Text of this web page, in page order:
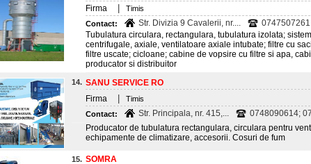
Firma
Timis
Contact:
Str. Divizia 9 Cavalerii, nr....
Tubulatura circulara, rectangulara, tubulatura izolata;
centrifugale, axiale, ventilatoare axiale intubate; filtre cu
filtre uscate; cicloane; cabine de vopsire cu filtre si apa,
producator si distribuitor
14. SANU SERVICE RO
Firma
Timis
Contact:
Str. Principala, nr. 415,...
0748090614;
Producator de tubulatura rectangulara, circulara pentru
echipamente de climatizare, accesorii. Cosuri de fum
15. SOMRA